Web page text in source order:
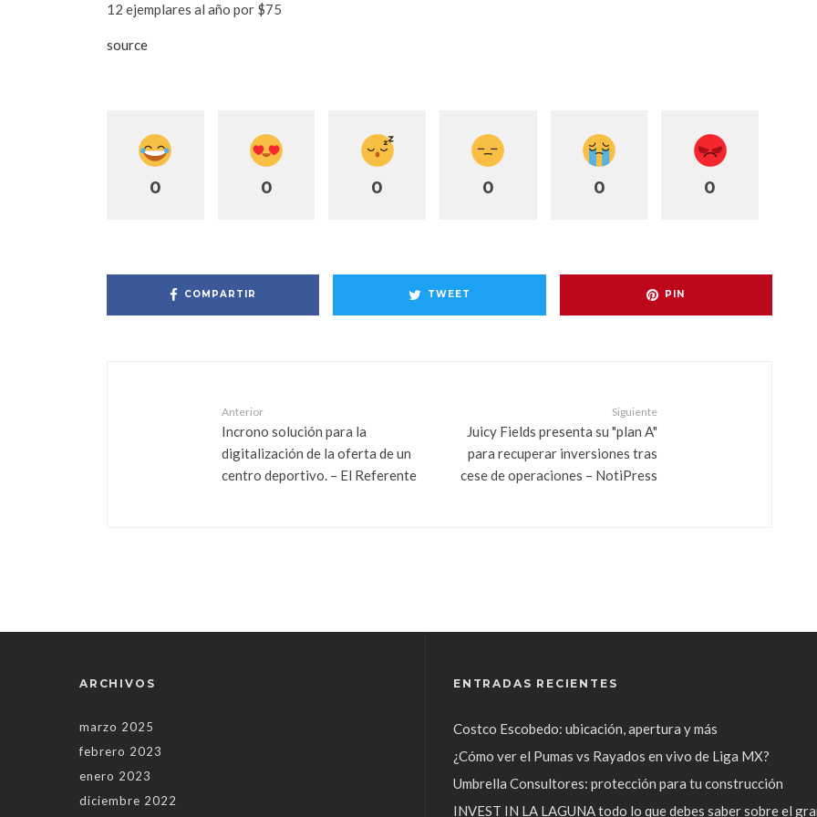
12 ejemplares al año por $75
source
0 0 0 0 0 0
COMPARTIR TWEET PIN
Anterior
Incrono solución para la
digitalización de la oferta de un
centro deportivo. – El Referente
Siguiente
Juicy Fields presenta su "plan A"
para recuperar inversiones tras
cese de operaciones – NotiPress
ARCHIVOS
marzo 2025
febrero 2023
enero 2023
diciembre 2022
ENTRADAS RECIENTES
Costco Escobedo: ubicación, apertura y más
¿Cómo ver el Pumas vs Rayados en vivo de Liga MX?
Umbrella Consultores: protección para tu construcción
INVEST IN LA LAGUNA todo lo que debes saber sobre el